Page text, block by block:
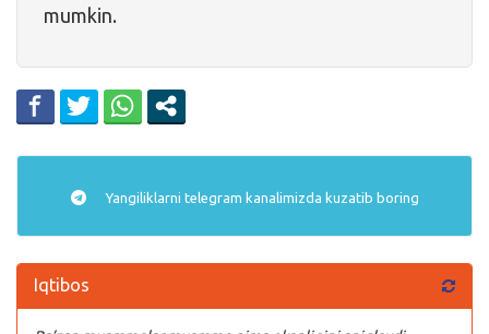
mumkin.
Yangiliklarni telegram kanalimizda kuzatib boring
Iqtibos